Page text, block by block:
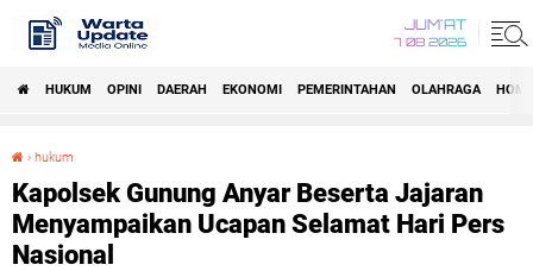
JUM'AT
7 08 2026
HUKUM OPINI DAERAH EKONOMI PEMERINTAHAN OLAHRAGA HOME
› hukum
Kapolsek Gunung Anyar Beserta Jajaran
Menyampaikan Ucapan Selamat Hari Pers
Nasional